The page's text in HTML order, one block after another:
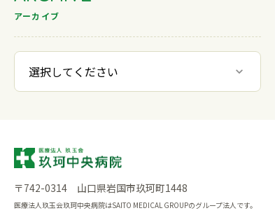
アーカイブ
〒742-0314 山口県岩国市玖珂町1448
医療法人玖玉会玖珂中央病院はSAITO MEDICAL GROUPのグループ法人です。